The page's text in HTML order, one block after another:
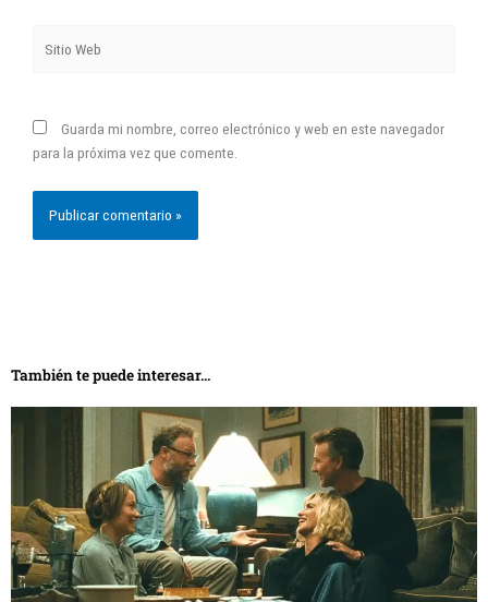
Web
Guarda mi nombre, correo electrónico y web en este navegador
para la próxima vez que comente.
También te puede interesar...